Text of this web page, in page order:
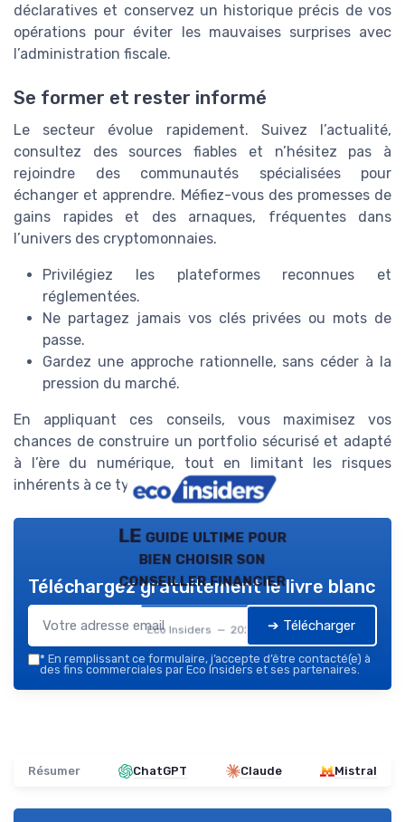
déclaratives et conservez un historique précis de vos
opérations pour éviter les mauvaises surprises avec
l’administration fiscale.
Se former et rester informé
Le secteur évolue rapidement. Suivez l’actualité,
consultez des sources fiables et n’hésitez pas à
rejoindre des communautés spécialisées pour
échanger et apprendre. Méfiez-vous des promesses de
gains rapides et des arnaques, fréquentes dans
l’univers des cryptomonnaies.
Privilégiez les plateformes reconnues et
réglementées.
Ne partagez jamais vos clés privées ou mots de
passe.
Gardez une approche rationnelle, sans céder à la
pression du marché.
En appliquant ces conseils, vous maximisez vos
chances de construire un portfolio sécurisé et adapté
à l’ère du numérique, tout en limitant les risques
inhérents à ce type d’investissement.
LE guide ultime pour
bien choisir son
conseiller financier
Eco Insiders — 2026
Téléchargez gratuitement le livre blanc
➔ Télécharger
* En remplissant ce formulaire, j’accepte d’être contacté(e) à
des fins commerciales par Eco Insiders et ses partenaires.
Résumer ChatGPT Claude Mistral